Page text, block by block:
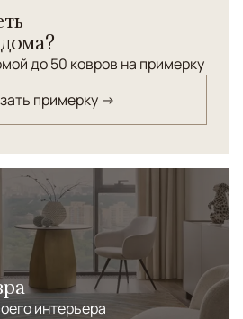
до 50 ковров на примерку
примерку →
интерьера